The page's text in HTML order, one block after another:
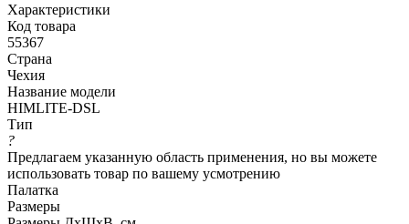
Характеристики
Код товара
55367
Страна
Чехия
Название модели
HIMLITE-DSL
Тип
?
Предлагаем указанную область применения, но вы можете
использовать товар по вашему усмотрению
Палатка
Размеры